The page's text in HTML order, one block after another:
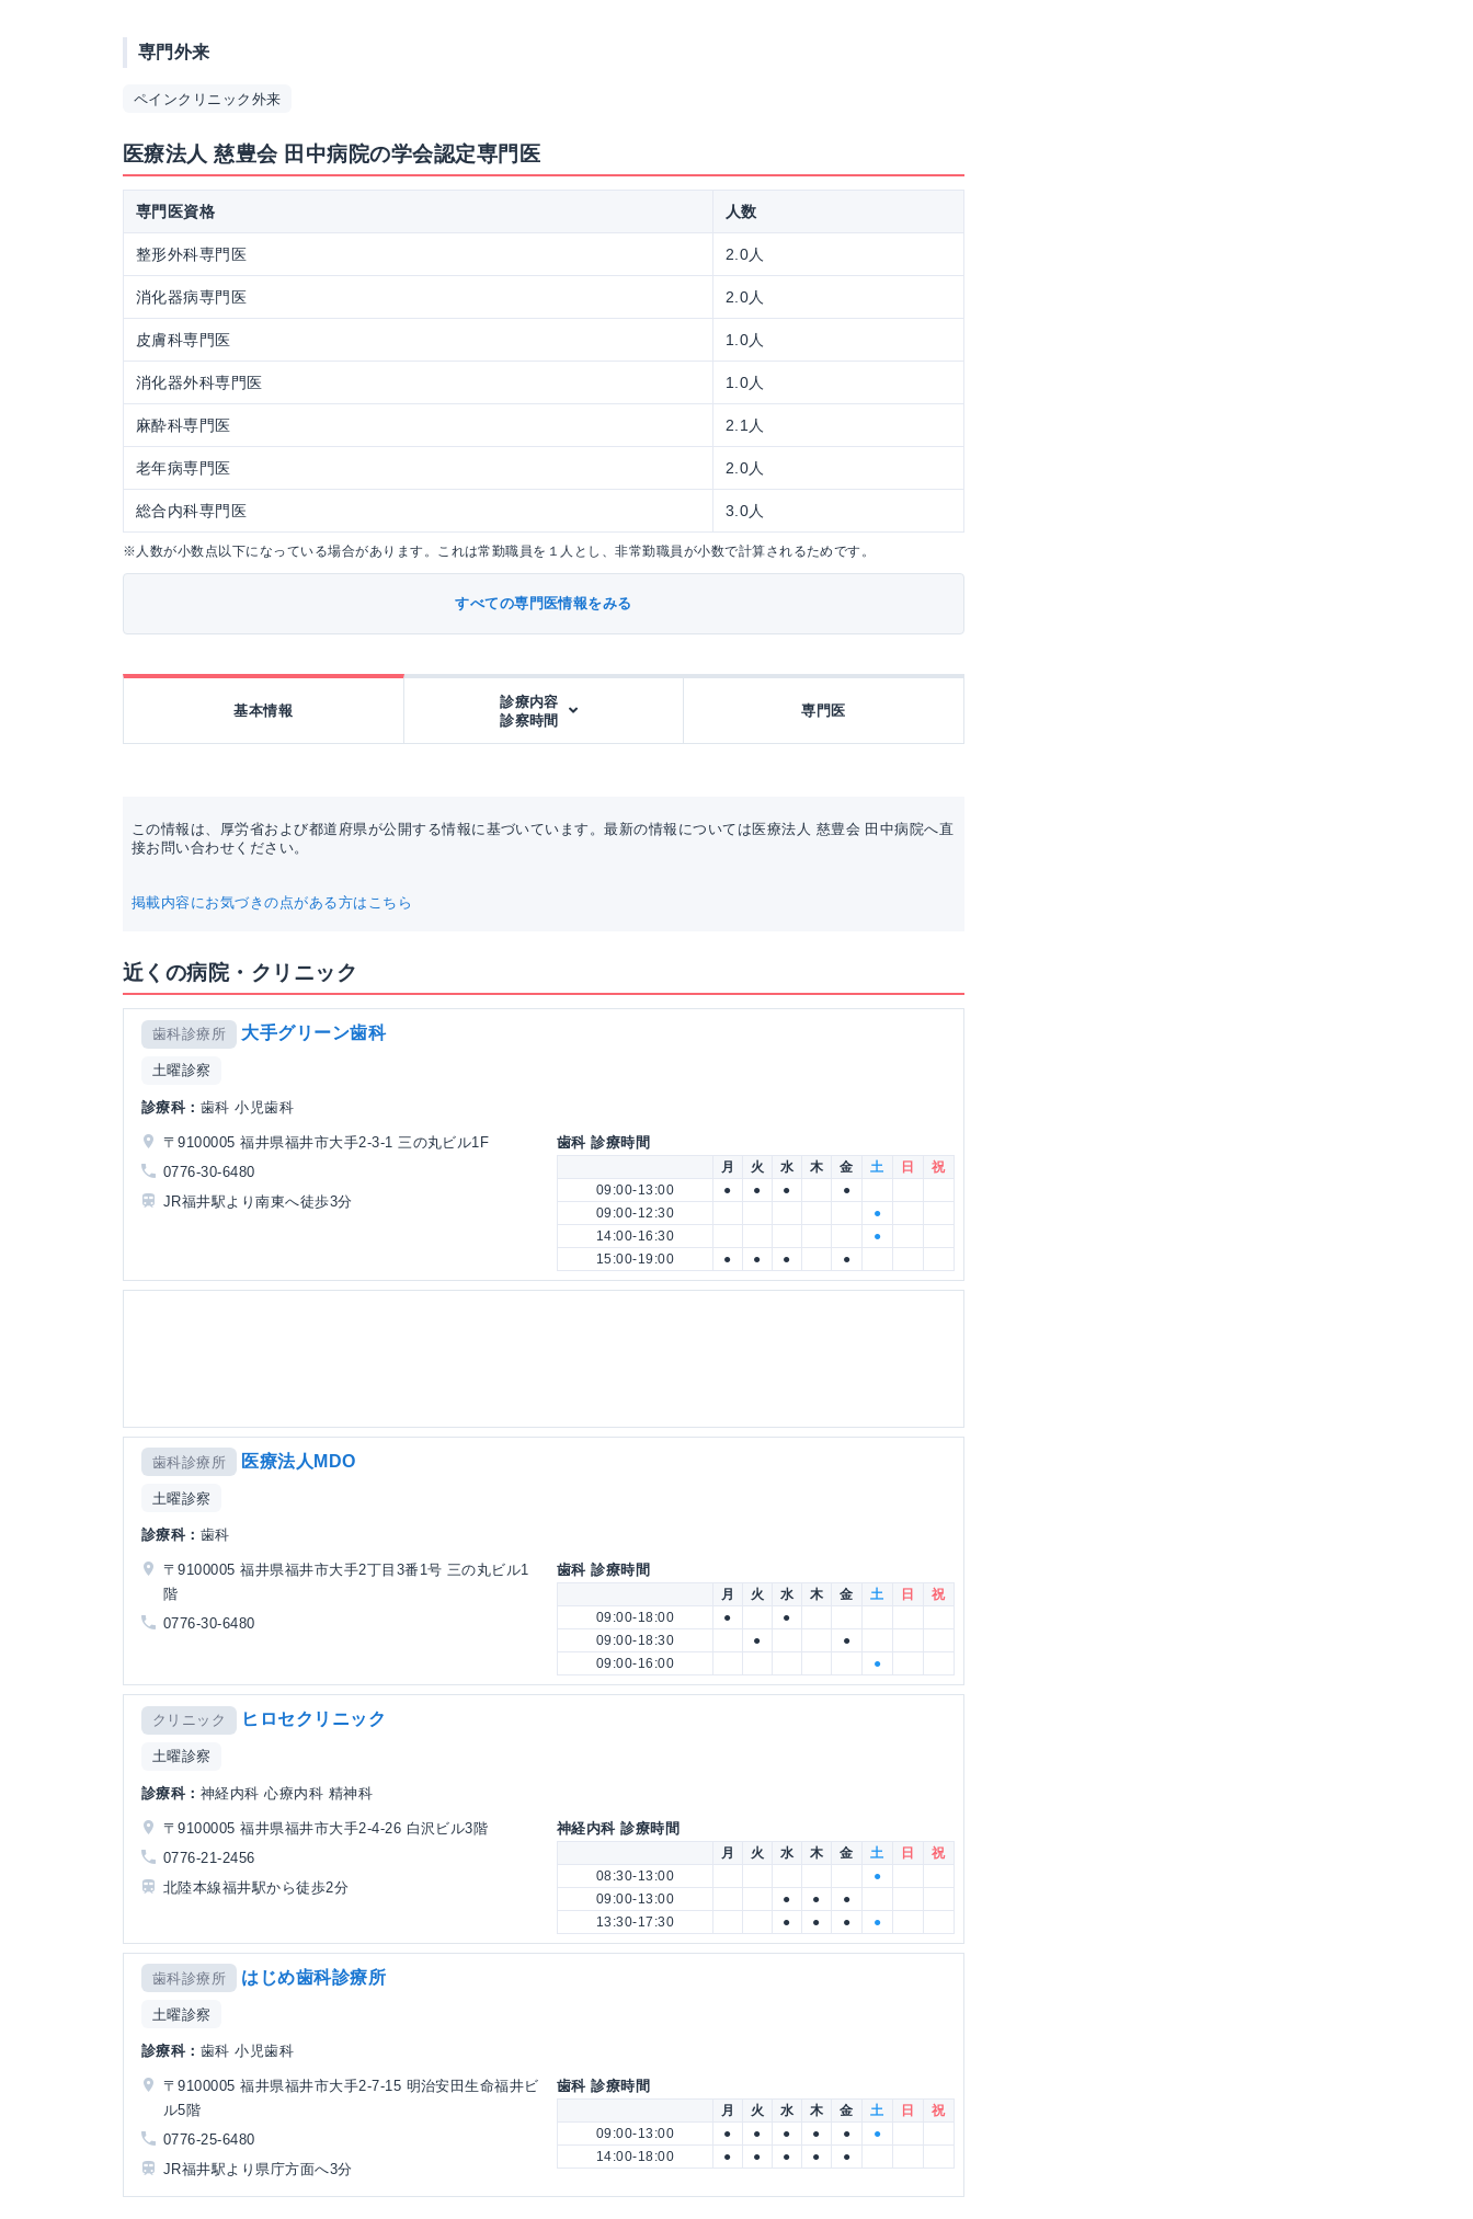
専門外来
ペインクリニック外来
医療法人 慈豊会 田中病院の学会認定専門医
専門医資格 人数
整形外科専門医 2.0人
消化器病専門医 2.0人
皮膚科専門医 1.0人
消化器外科専門医 1.0人
麻酔科専門医 2.1人
老年病専門医 2.0人
総合内科専門医 3.0人
※人数が小数点以下になっている場合があります。これは常勤職員を１人とし、非常勤職員が小数で計算されるためです。
すべての専門医情報をみる
基本情報
診療内容
診察時間
専門医
この情報は、厚労省および都道府県が公開する情報に基づいています。最新の情報については医療法人 慈豊会 田中病院へ直
接お問い合わせください。
掲載内容にお気づきの点がある方はこちら
近くの病院・クリニック
歯科診療所 大手グリーン歯科
土曜診察
診療科： 歯科 小児歯科
〒9100005 福井県福井市大手2-3-1 三の丸ビル1F
0776-30-6480
JR福井駅より南東へ徒歩3分
歯科 診療時間
月 火 水 木 金 土 日
祝
09:00-13:00
● ● ●
●
09:00-12:30
●
14:00-16:30
●
15:00-19:00
● ● ● ●
歯科診療所 医療法人MDO
土曜診察
診療科： 歯科
〒9100005 福井県福井市大手2丁目3番1号 三の丸ビル1
階
0776-30-6480
歯科 診療時間
月 火 水 木 金 土 日
祝
09:00-18:00
●
●
09:00-18:30
●
●
09:00-16:00
●
クリニック ヒロセクリニック
土曜診察
診療科： 神経内科 心療内科 精神科
〒9100005 福井県福井市大手2-4-26 白沢ビル3階
0776-21-2456
北陸本線福井駅から徒歩2分
神経内科 診療時間
月 火 水 木 金 土 日
祝
08:30-13:00
●
09:00-13:00
● ●
●
13:30-17:30
● ● ● ●
歯科診療所 はじめ歯科診療所
土曜診察
診療科： 歯科 小児歯科
〒9100005 福井県福井市大手2-7-15 明治安田生命福井ビ
ル5階
0776-25-6480
JR福井駅より県庁方面へ3分
歯科 診療時間
月 火 水 木 金 土 日
祝
09:00-13:00
● ● ● ● ●
●
14:00-18:00
● ● ● ● ●